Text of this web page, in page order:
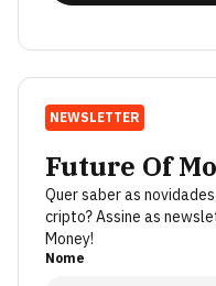
NEWSLETTER
Future Of
Quer saber as
cripto? Assine as
Money!
Nome